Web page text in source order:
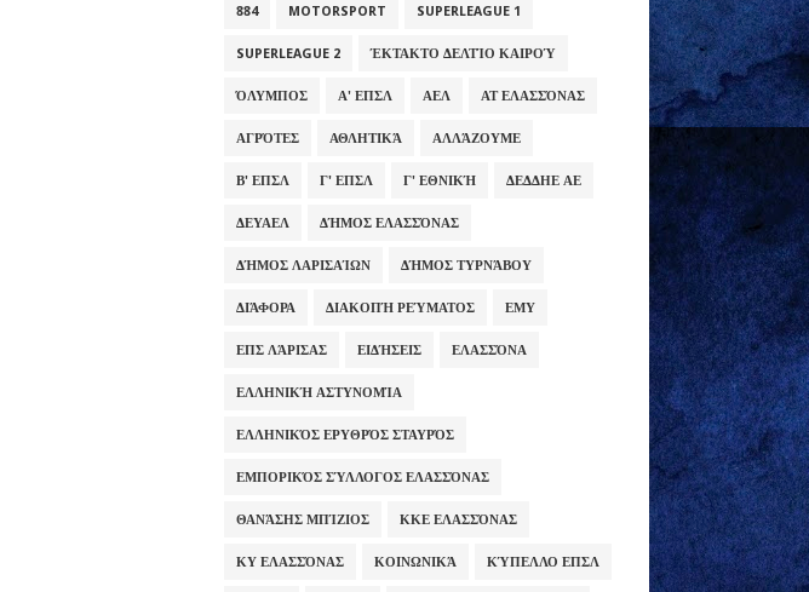
884 MOTORSPORT SUPERLEAGUE 1
SUPERLEAGUE 2 ΈΚΤΑΚΤΟ ΔΕΛΤΊΟ ΚΑΙΡΟΎ
ΌΛΥΜΠΟΣ Α' ΕΠΣΛ ΑΕΛ ΑΤ ΕΛΑΣΣΌΝΑΣ
ΑΓΡΌΤΕΣ ΑΘΛΗΤΙΚΆ ΑΛΛΆΖΟΥΜΕ
Β' ΕΠΣΛ Γ' ΕΠΣΛ Γ' ΕΘΝΙΚΉ ΔΕΔΔΗΕ ΑΕ
ΔΕΥΑΕΛ ΔΉΜΟΣ ΕΛΑΣΣΌΝΑΣ
ΔΉΜΟΣ ΛΑΡΙΣΑΊΩΝ ΔΉΜΟΣ ΤΥΡΝΆΒΟΥ
ΔΙΆΦΟΡΑ ΔΙΑΚΟΠΉ ΡΕΎΜΑΤΟΣ ΕΜΥ
ΕΠΣ ΛΆΡΙΣΑΣ ΕΙΔΉΣΕΙΣ ΕΛΑΣΣΌΝΑ
ΕΛΛΗΝΙΚΉ ΑΣΤΥΝΟΜΊΑ
ΕΛΛΗΝΙΚΌΣ ΕΡΥΘΡΌΣ ΣΤΑΥΡΌΣ
ΕΜΠΟΡΙΚΌΣ ΣΎΛΛΟΓΟΣ ΕΛΑΣΣΌΝΑΣ
ΘΑΝΆΣΗΣ ΜΠΊΖΙΟΣ ΚΚΕ ΕΛΑΣΣΌΝΑΣ
ΚΥ ΕΛΑΣΣΌΝΑΣ ΚΟΙΝΩΝΙΚΆ ΚΎΠΕΛΛΟ ΕΠΣΛ